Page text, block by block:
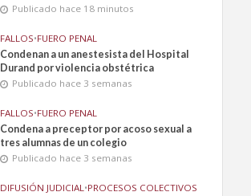
Publicado hace 18 minutos
FALLOS•FUERO PENAL
Condenan a un anestesista del Hospital
Durand por violencia obstétrica
Publicado hace 3 semanas
FALLOS•FUERO PENAL
Condena a preceptor por acoso sexual a
tres alumnas de un colegio
Publicado hace 3 semanas
DIFUSIÓN JUDICIAL •PROCESOS COLECTIVOS